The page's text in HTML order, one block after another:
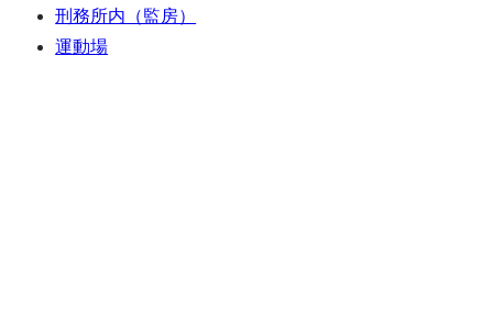
刑務所内（監房）
運動場